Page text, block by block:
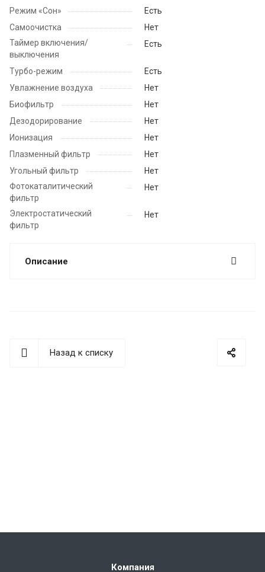
Режим «Сон»
Есть
Самоочистка
Нет
Таймер включения/
выключения
Есть
Турбо-режим
Есть
Увлажнение воздуха
Нет
Биофильтр
Нет
Дезодорирование
Нет
Ионизация
Нет
Плазменный фильтр
Нет
Угольный фильтр
Нет
Фотокаталитический
фильтр
Нет
Электростатический
фильтр
Нет
Описание
Назад к списку
Компания